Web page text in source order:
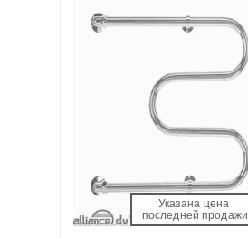
Указана цена
последней продажи